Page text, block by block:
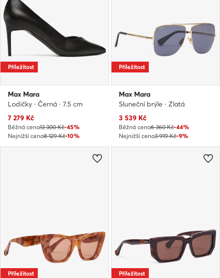
Příležitost
Max Mara
Lodičky · Černá · 7.5 cm
Aktuální cena
7 279 Kč
Běžná cena13 300 Kč-45%
Nejnižší cena8 129 Kč-10%
Příležitost
Max Mara
Sluneční brýle · Zlatá
Aktuální cena
3 539 Kč
Běžná cena6 360 Kč-44%
Nejnižší cena3 919 Kč-9%
Příležitost Příležitost